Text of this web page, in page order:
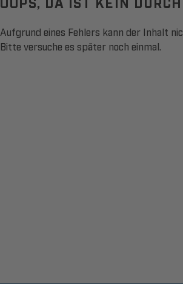
Aufgrund eines Fehlers kann der Inhalt
Bitte versuche es später noch einmal.